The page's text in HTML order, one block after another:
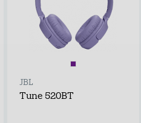
JBL
Tune 520BT